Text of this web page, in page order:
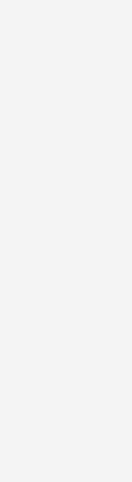
sein zweites
aber auch der Einfluss
im Mittelpunkt der
präsentieren
von Loos
die Loos
Zuvor hatten die
des